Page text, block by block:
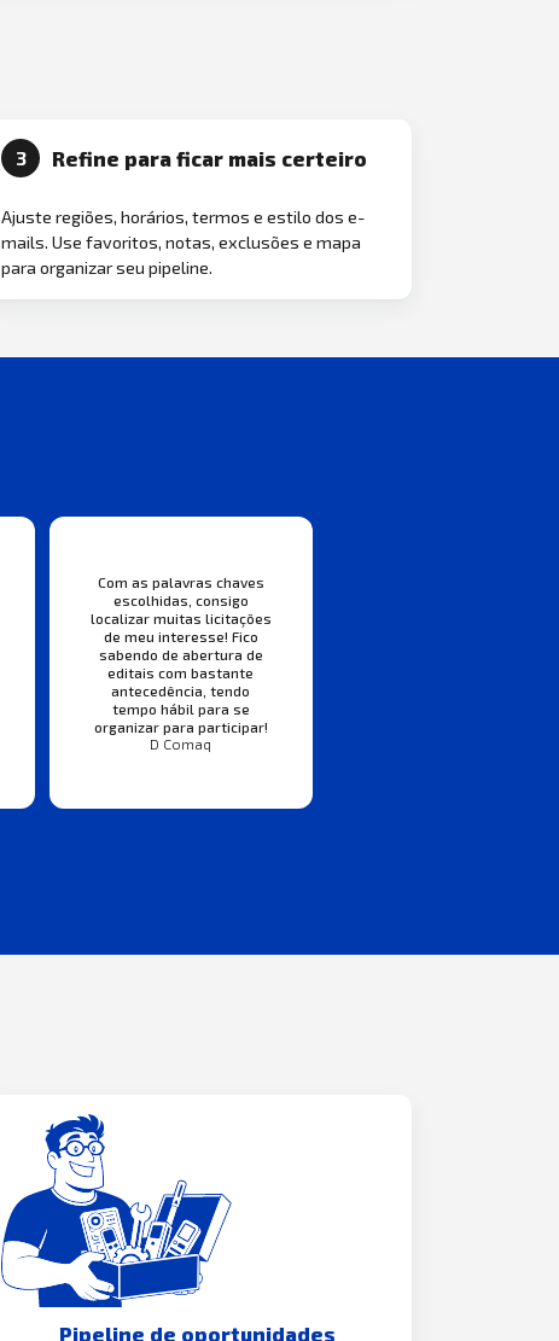
3 Refine para ficar mais certeiro
Ajuste regiões, horários, termos e estilo dos e-
mails. Use favoritos, notas, exclusões e mapa
para organizar seu pipeline.
Com as palavras chaves
escolhidas, consigo
localizar muitas licitações
de meu interesse! Fico
sabendo de abertura de
editais com bastante
antecedência, tendo
tempo hábil para se
organizar para participar!
D Comaq
Pipeline de oportunidades